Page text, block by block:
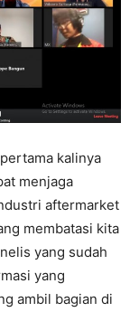
kalinya
menjaga
aftermarket
membatasi kita
yang sudah
yang
ambil bagian di